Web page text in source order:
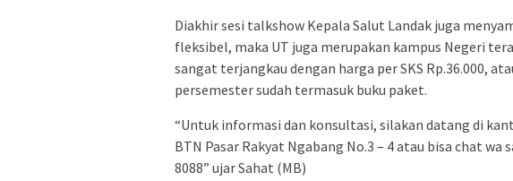
Diakhir sesi talkshow Kepala Salut Landak juga
fleksibel, maka UT juga merupakan kampus Negeri
sangat terjangkau dengan harga per SKS Rp.36.000,
persemester sudah termasuk buku paket.
“Untuk informasi dan konsultasi, silakan datang di
BTN Pasar Rakyat Ngabang No.3 – 4 atau bisa chat wa
8088” ujar Sahat (MB)